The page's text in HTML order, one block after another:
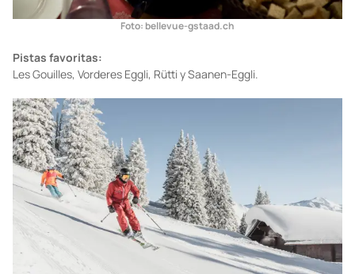
Foto: bellevue-gstaad.ch
Pistas favoritas:
Les Gouilles, Vorderes Eggli, Rütti y Saanen-Eggli.